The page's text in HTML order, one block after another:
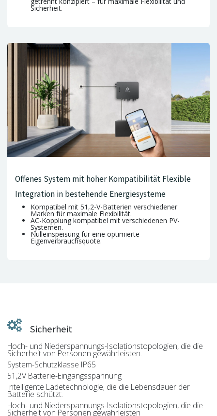
Sicherheit.
Offenes System mit hoher Kompatibilität Flexible
Integration in bestehende Energiesysteme
Kompatibel mit 51,2-V-Batterien verschiedener
Marken für maximale Flexibilität.
AC-Kopplung kompatibel mit verschiedenen PV-
Systemen.
Nulleinspeisung für eine optimierte
Eigenverbrauchsquote.
Sicherheit
Hoch- und Niederspannungs-Isolationstopologien, die die
Sicherheit von Personen gewährleisten.
System-Schutzklasse IP65
51,2V Batterie-Eingangsspannung
Intelligente Ladetechnologie, die die Lebensdauer der
Batterie schützt.
Hoch- und Niederspannungs-Isolationstopologien, die die
Sicherheit von Personen gewährleisten